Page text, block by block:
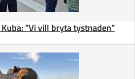
”Vi vill bryta tystnaden”